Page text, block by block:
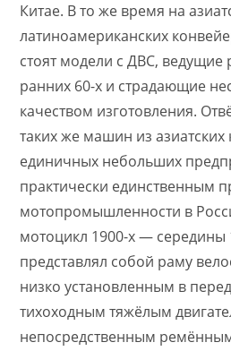
Китае. В то же время на
латиноамериканских
стоят модели с ДВС, ведущие
ранних 60-х и страдающие
качеством изготовления.
таких же машин из
единичных небольших
практически единственным
мотопромышленности в
мотоцикл 1900-х — середины
представлял собой раму
низко установленным в
тихоходным тяжёлым
непосредственным